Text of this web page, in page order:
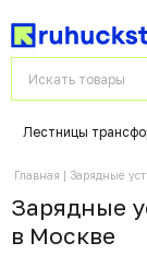
Лестницы
Главная Зарядные
Зарядные
в Москвe